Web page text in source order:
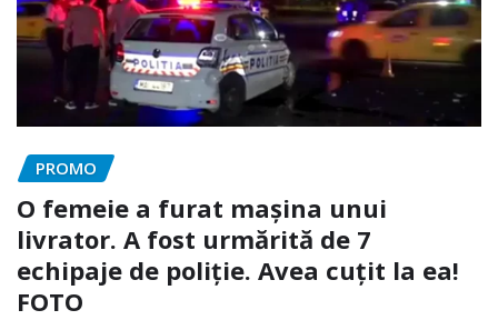
PROMO
O femeie a furat mașina unui
livrator. A fost urmărită de 7
echipaje de poliție. Avea cuțit la ea!
FOTO